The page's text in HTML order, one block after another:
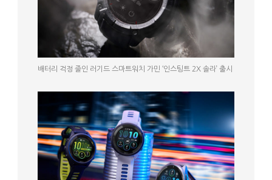
배터리 걱정 줄인 러기드 스마트워치 가민 ‘인스팅트 2X 솔라’ 출시